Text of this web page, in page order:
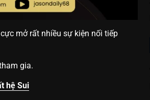
mở rất nhiều sự kiện nối tiếp
gia.
hệ Sui